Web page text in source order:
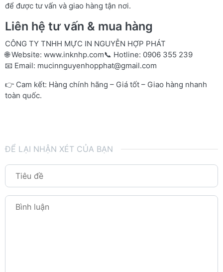
để được tư vấn và giao hàng tận nơi.
Liên hệ tư vấn & mua hàng
CÔNG TY TNHH MỰC IN NGUYỄN HỢP PHÁT
🌐 Website: www.inknhp.com📞 Hotline: 0906 355 239
📧 Email: mucinnguyenhopphat@gmail.com
👉 Cam kết: Hàng chính hãng – Giá tốt – Giao hàng nhanh
toàn quốc.
ĐỂ LẠI NHẬN XÉT CỦA BẠN